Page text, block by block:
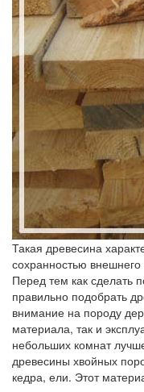
Такая древесина
сохранностью внешнего
Перед тем как сделать
правильно подобрать
внимание на породу
материала, так и
небольших комнат
древесины хвойных
кедра, ели. Этот